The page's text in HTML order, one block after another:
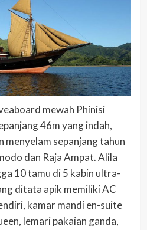
mewah Phinisi
46m yang indah,
menyelam sepanjang tahun
dan Raja Ampat. Alila
10 tamu di 5 kabin ultra-
ditata apik memiliki AC
kamar mandi en-suite
lemari pakaian ganda,